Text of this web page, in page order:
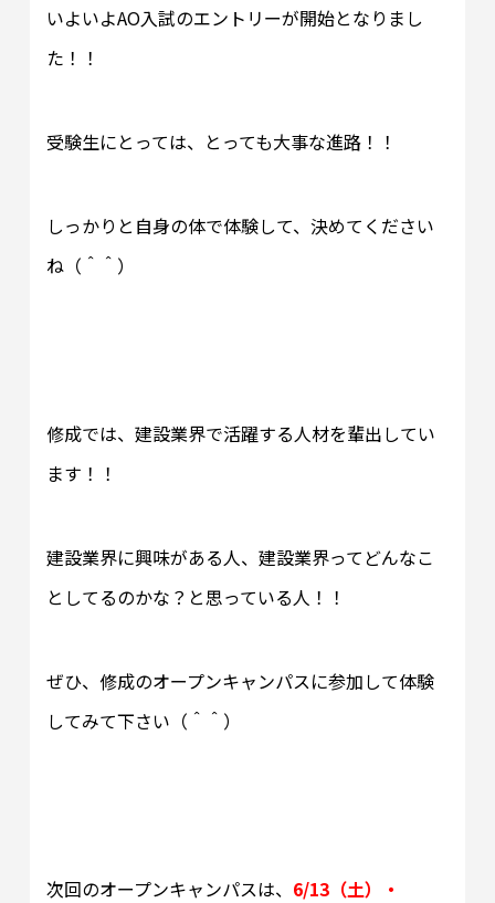
いよいよAO入試のエントリーが開始となりまし
た！！
受験生にとっては、とっても大事な進路！！
しっかりと自身の体で体験して、決めてください
ね（＾＾）
修成では、建設業界で活躍する人材を輩出してい
ます！！
建設業界に興味がある人、建設業界ってどんなこ
としてるのかな？と思っている人！！
ぜひ、修成のオープンキャンパスに参加して体験
してみて下さい（＾＾）
次回のオープンキャンパスは、 6/13（土）・